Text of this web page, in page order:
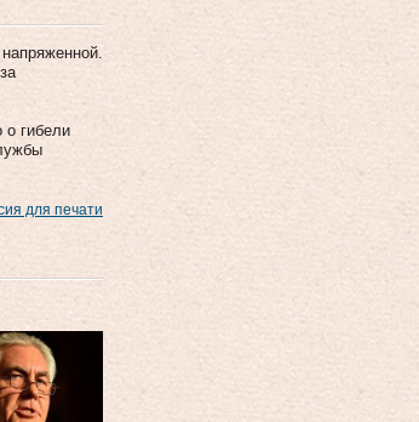
о гибели
для печати